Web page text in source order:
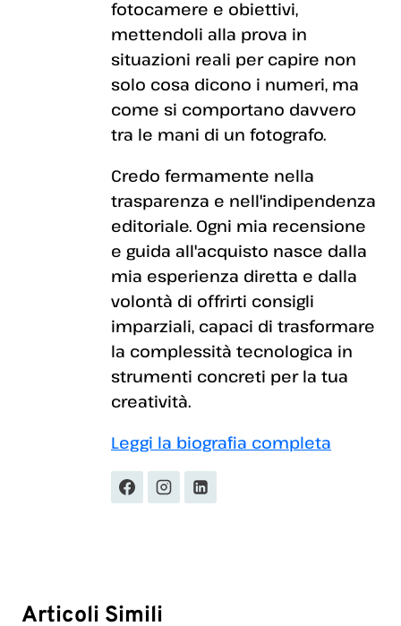
fotocamere e obiettivi,
mettendoli alla prova in
situazioni reali per capire non
solo cosa dicono i numeri, ma
come si comportano davvero
tra le mani di un fotografo.
Credo fermamente nella
trasparenza e nell'indipendenza
editoriale. Ogni mia recensione
e guida all'acquisto nasce dalla
mia esperienza diretta e dalla
volontà di offrirti consigli
imparziali, capaci di trasformare
la complessità tecnologica in
strumenti concreti per la tua
creatività.
Leggi la biografia completa
Articoli Simili